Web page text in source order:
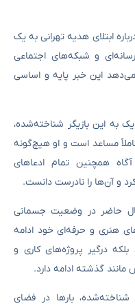
ابتلای هدیه تهرانی به یک
و شبکه‌های اجتماعی
این خبر پایه و اساسی
به این بازیگر شناخته‌شده،
مساعد است و او هیچ‌گونه
همچنین تمام ادعاهای
و آن‌ها را نادرست دانست.
حاضر در وضعیت جسمانی
هنری و حرفه‌ای خود ادامه
درگیر پروژه‌های کاری و
گذشته ادامه دارد.
شناخته‌شده، بارها در فضای